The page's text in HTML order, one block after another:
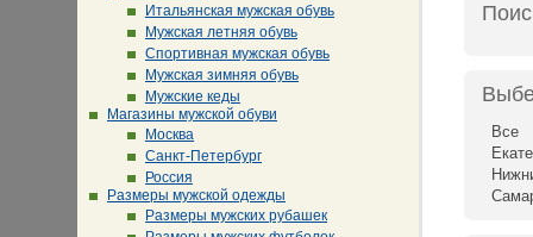
Итальянская мужская обувь
Мужская летняя обувь
Спортивная мужская обувь
Мужская зимняя обувь
Мужские кеды
Магазины мужской обуви
Москва
Санкт-Петербург
Россия
Размеры мужской одежды
Размеры мужских рубашек
Все